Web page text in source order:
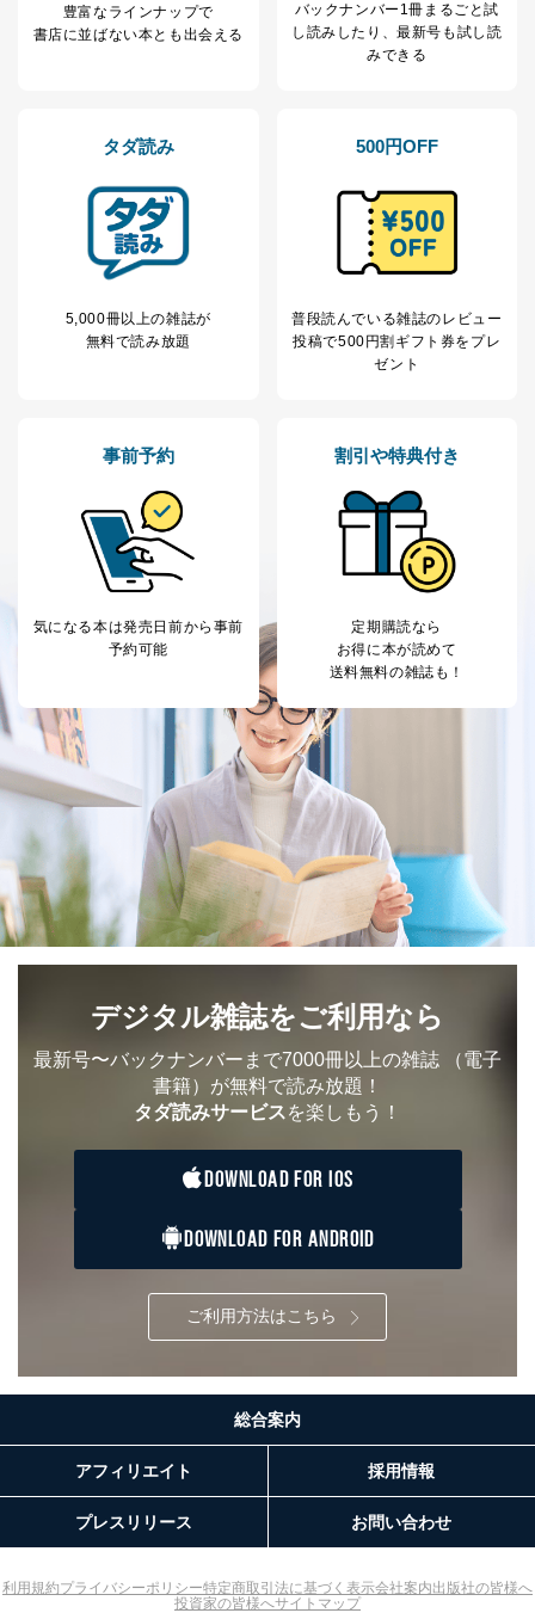
豊富なラインナップで
書店に並ばない本とも出会える
バックナンバー1冊まるごと試
し読み したり、最新号も試し読
みできる
タダ読み
5,000冊以上の雑誌が
無料で読み放題
500円OFF
普段読んでいる雑誌のレビュー
投稿で500円割ギフト券をプレ
ゼント
事前予約
気になる本は発売日前から事前
予約可能
割引や特典付き
定期購読なら
お得に本が読めて
送料無料の雑誌も！
デジタル雑誌をご利用なら
最新号〜バックナンバーまで7000冊以上の雑誌 （電子
書籍）が無料で読み放題！
タダ読みサービスを楽しもう！
DOWNLOAD FOR IOS
DOWNLOAD FOR ANDROID
ご利用方法はこちら
総合案内
アフィリエイト 採用情報
プレスリリース お問い合わせ
利用規約プライバシーポリシー特定商取引法に基づく表示会社案内出版社の皆様へ
投資家の皆様へサイトマップ